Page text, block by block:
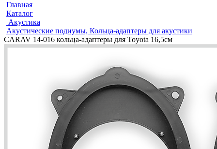
Главная
Каталог
Акустика
Акустические подиумы, Кольца-адаптеры для акустики
CARAV 14-016 кольца-адаптеры для Toyota 16,5см